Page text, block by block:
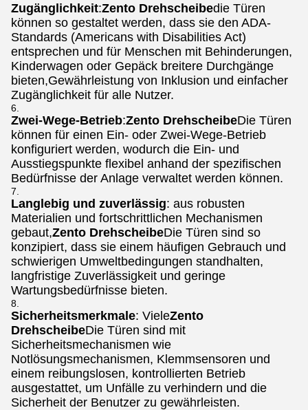
Zugänglichkeit:Zento Drehscheibedie Türen
können so gestaltet werden, dass sie den ADA-
Standards (Americans with Disabilities Act)
entsprechen und für Menschen mit Behinderungen,
Kinderwagen oder Gepäck breitere Durchgänge
bieten,Gewährleistung von Inklusion und einfacher
Zugänglichkeit für alle Nutzer.
Zwei-Wege-Betrieb:Zento DrehscheibeDie Türen
können für einen Ein- oder Zwei-Wege-Betrieb
konfiguriert werden, wodurch die Ein- und
Ausstiegspunkte flexibel anhand der spezifischen
Bedürfnisse der Anlage verwaltet werden können.
Langlebig und zuverlässig: aus robusten
Materialien und fortschrittlichen Mechanismen
gebaut,Zento DrehscheibeDie Türen sind so
konzipiert, dass sie einem häufigen Gebrauch und
schwierigen Umweltbedingungen standhalten,
langfristige Zuverlässigkeit und geringe
Wartungsbedürfnisse bieten.
Sicherheitsmerkmale: VieleZento
DrehscheibeDie Türen sind mit
Sicherheitsmechanismen wie
Notlösungsmechanismen, Klemmsensoren und
einem reibungslosen, kontrollierten Betrieb
ausgestattet, um Unfälle zu verhindern und die
Sicherheit der Benutzer zu gewährleisten.